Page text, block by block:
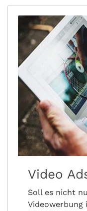
Video
Soll es nicht
Videowerbung